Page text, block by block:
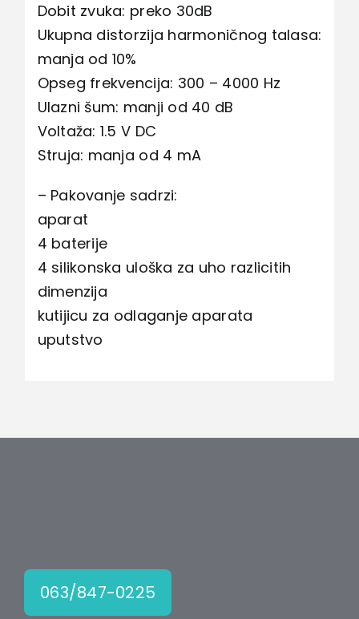
Dobit zvuka: preko 30dB
Ukupna distorzija harmoničnog talasa:
manja od 10%
Opseg frekvencija: 300 – 4000 Hz
Ulazni šum: manji od 40 dB
Voltaža: 1.5 V DC
Struja: manja od 4 mA
– Pakovanje sadrzi:
aparat
4 baterije
4 silikonska uloška za uho razlicitih
dimenzija
kutijicu za odlaganje aparata
uputstvo
063/847-0225